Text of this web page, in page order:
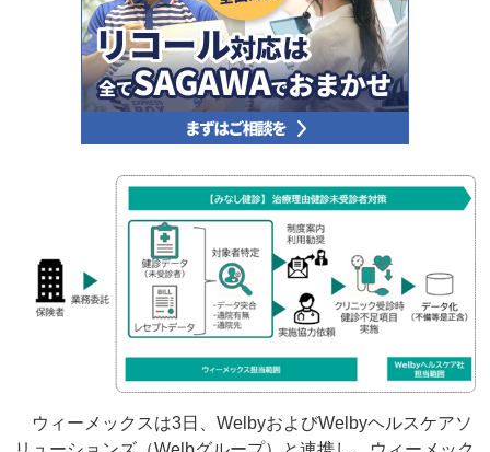
ウィーメックスは3日、WelbyおよびWelbyヘルスケアソ